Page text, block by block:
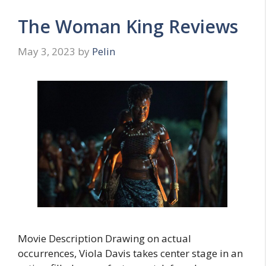
The Woman King Reviews
May 3, 2023 by Pelin
Movie Description Drawing on actual
occurrences, Viola Davis takes center stage in an